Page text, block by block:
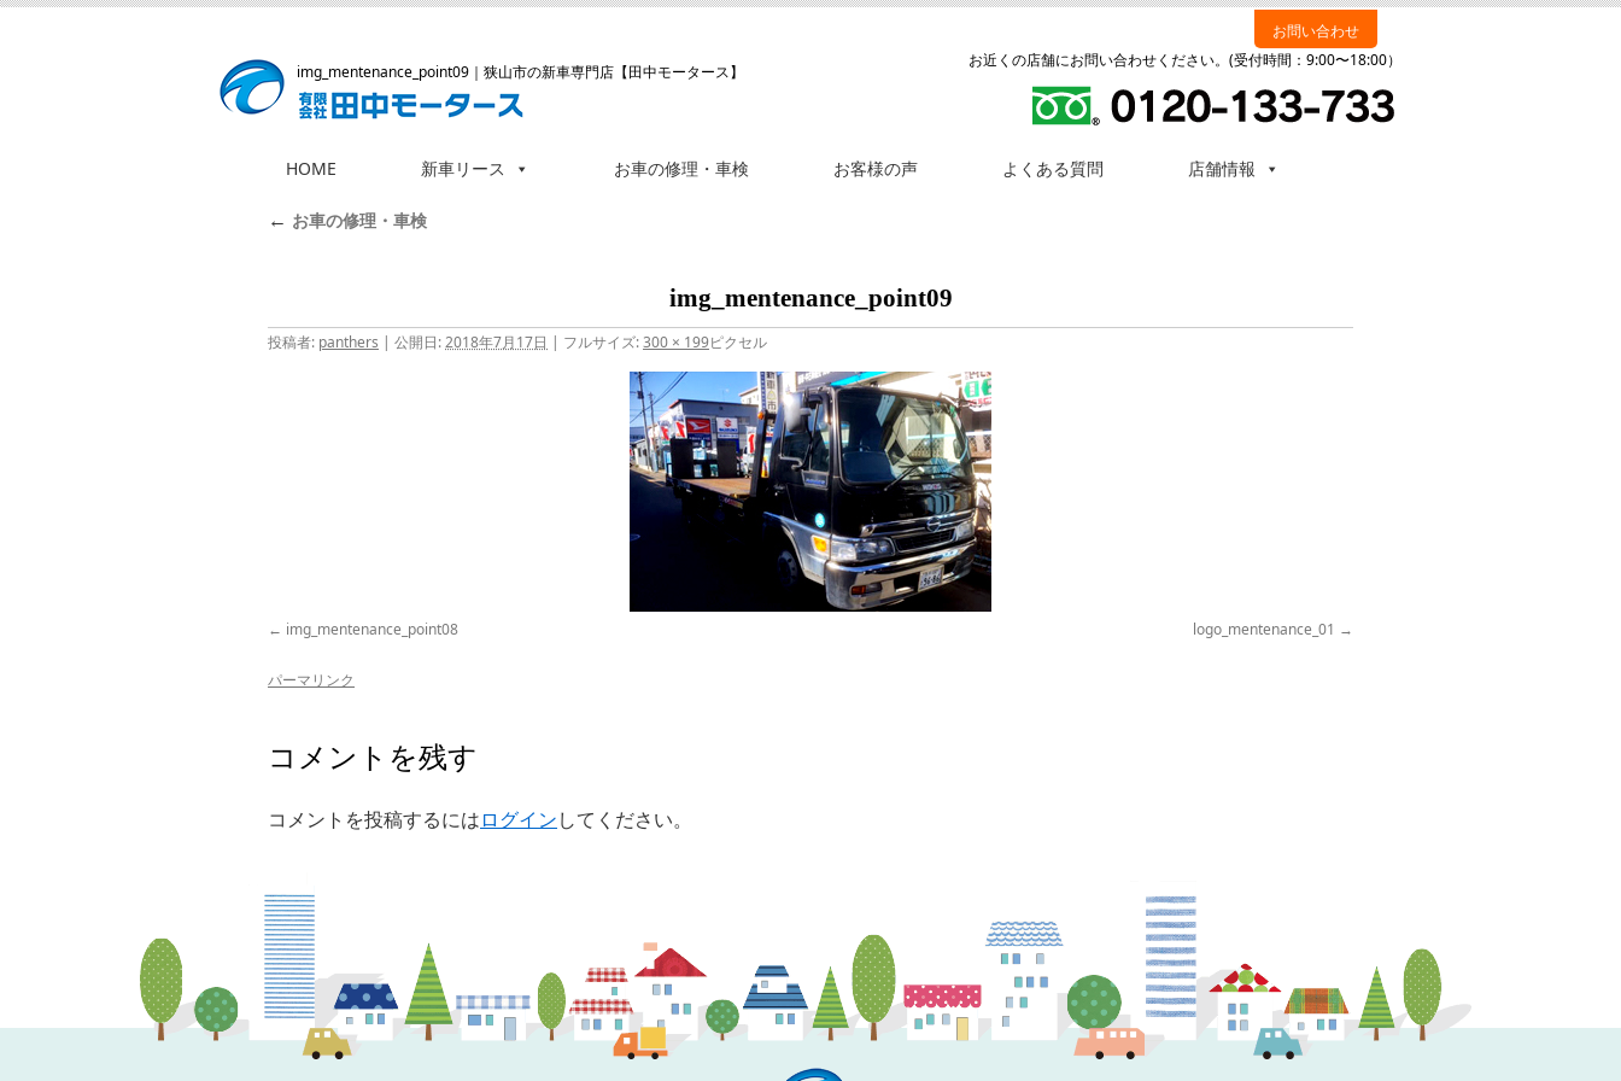
お問い合わせ
img_mentenance_point09 ｜狭山市の新車専門店【田中モータース】
お近くの店舗にお問い合わせください。(受付時間：9:00〜18:00）
へ
HOME 新車リース お車の修理・車検 お客様の声 よくある質問 店舗情報
← お車の修理・車検
img_mentenance_point09
投稿者: panthers | 公開日:2018年7月17日 | フルサイズ:300 × 199ピクセル
img_mentenance_point08 logo_mentenance_01
パーマリンク
コメントを残す
コメントを投稿するにはログインしてください。